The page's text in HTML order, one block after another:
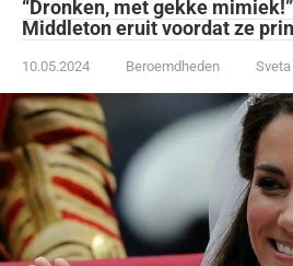
“Dronken, met gekke
Middleton eruit voordat ze
10.05.2024 Beroemdheden Sveta